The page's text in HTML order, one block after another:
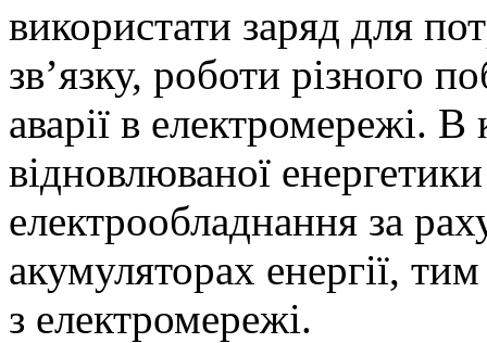
використати заряд для
зв’язку, роботи різного
аварії в електромережі. В
відновлюваної
електрообладнання за
акумуляторах енергії,
з електромережі.